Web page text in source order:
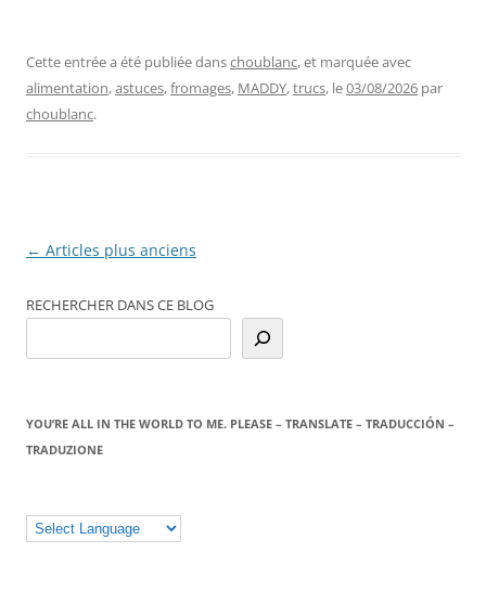
Cette entrée a été publiée danschoublanc, et marquée avec
alimentation,astuces,fromages, MADDY,trucs, le03/08/2026 par
choublanc.
Navigation
articles
← Articles plus anciens
RECHERCHER DANS CE BLOG
YOU’RE ALL IN THE WORLD TO ME. PLEASE – TRANSLATE – TRADUCCIÓN –
TRADUZIONE